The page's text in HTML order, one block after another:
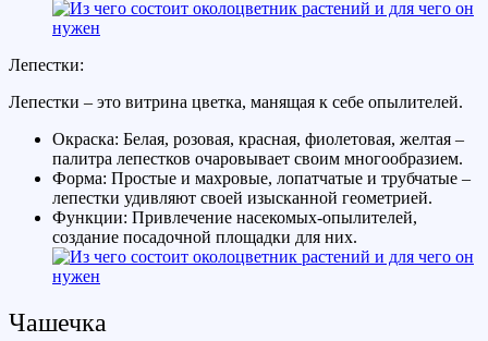
Лепестки:
Лепестки – это витрина цветка, манящая к себе опылителей.
Окраска: Белая, розовая, красная, фиолетовая, желтая –
палитра лепестков очаровывает своим многообразием.
Форма: Простые и махровые, лопатчатые и трубчатые –
лепестки удивляют своей изысканной геометрией.
Функции: Привлечение насекомых-опылителей,
создание посадочной площадки для них.
Чашечка